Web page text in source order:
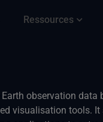
Ressources